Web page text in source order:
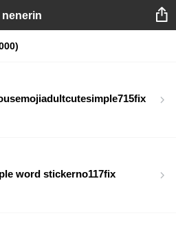
nenerin
word stickerno117fix